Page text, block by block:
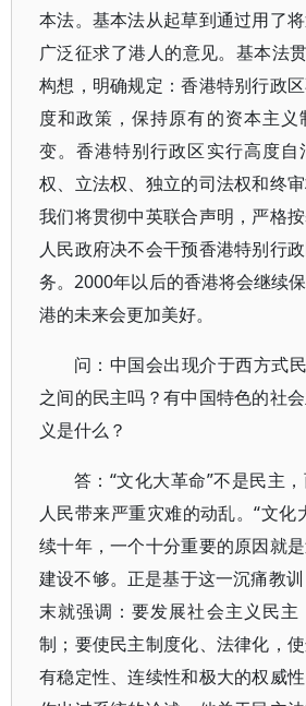
本法。基本法从起草到通过用了
广泛征求了港人的意见。基本法
构想，明确规定：香港特别行政
度和政策，保持原有的资本主义
变。香港特别行政区实行高度自
权、立法权、独立的司法权和终
我们将贯彻中英联合声明，严格
人民政府决不会干预香港特别行
务。2000年以后的香港将会继续
港的未来会更加美好。
问：中国会出现介于西方式
之间的民主吗？有中国特色的社
义是什么？
答：“文化大革命”不是民主
人民带来严重灾难的动乱。“文化
续十年，一个十分重要的原因就
建设不够。正是基于这一沉痛教
末就强调：要发展社会主义民主
制；要使民主制度化、法律化，
有稳定性、连续性和极大的权威